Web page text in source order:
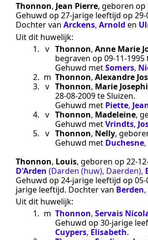
Thonnon, Jean Pierre, geboren op
Gehuwd op 27-jarige leeftijd op
Dochter van Arckens, Arnold en
Uit dit huwelijk:
1. v Thonnon, Anne Marie
begraven op 09‑11‑1995
Gehuwd metSomers,
2. m Thonnon, Alexandre
3. v Thonnon, Marie
28‑08‑2009teSluizen.
Gehuwd met Piette,
4. v Thonnon, Madeleine,
Gehuwd metVrindts,
5. v Thonnon, Nelly,
Gehuwd met Duchesne,
Thonnon, Louis, geboren op
D'Arden (Darden (huw), Daerden),
Gehuwd op 24-jarige leeftijd op
jarige leeftijd. Dochter van Berden,
Uit dit huwelijk:
1. m Thonnon, Servais
Gehuwd op 30-jarige
Cuypers, Elisabeth.